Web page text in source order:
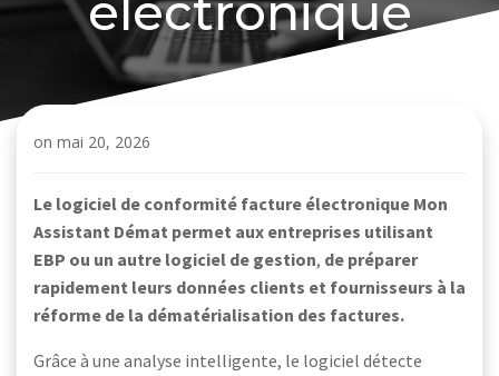
électronique
on mai 20, 2026
Le logiciel de conformité facture électronique Mon
Assistant Démat permet aux entreprises utilisant
EBP ou un autre logiciel de gestion, de préparer
rapidement leurs données clients et fournisseurs à la
réforme de la dématérialisation des factures.
Grâce à une analyse intelligente, le logiciel détecte